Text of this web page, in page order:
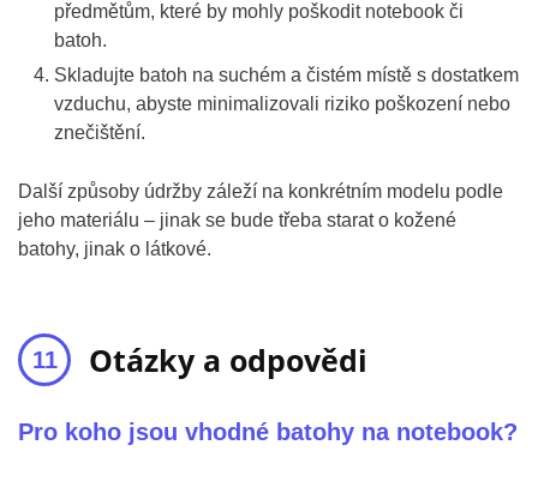
předmětům, které by mohly poškodit notebook či
batoh.
Skladujte batoh na suchém a čistém místě s dostatkem
vzduchu, abyste minimalizovali riziko poškození nebo
znečištění.
Další způsoby údržby záleží na konkrétním modelu podle
jeho materiálu – jinak se bude třeba starat o kožené
batohy, jinak o látkové.
Otázky a odpovědi
Pro koho jsou vhodné batohy na notebook?